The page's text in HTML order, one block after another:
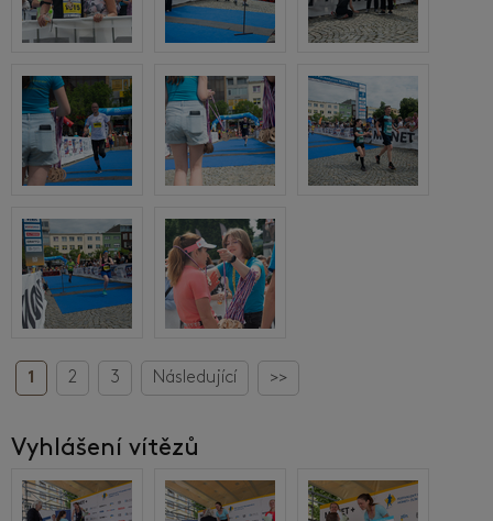
1 2 3 Následující >>
Vyhlášení vítězů